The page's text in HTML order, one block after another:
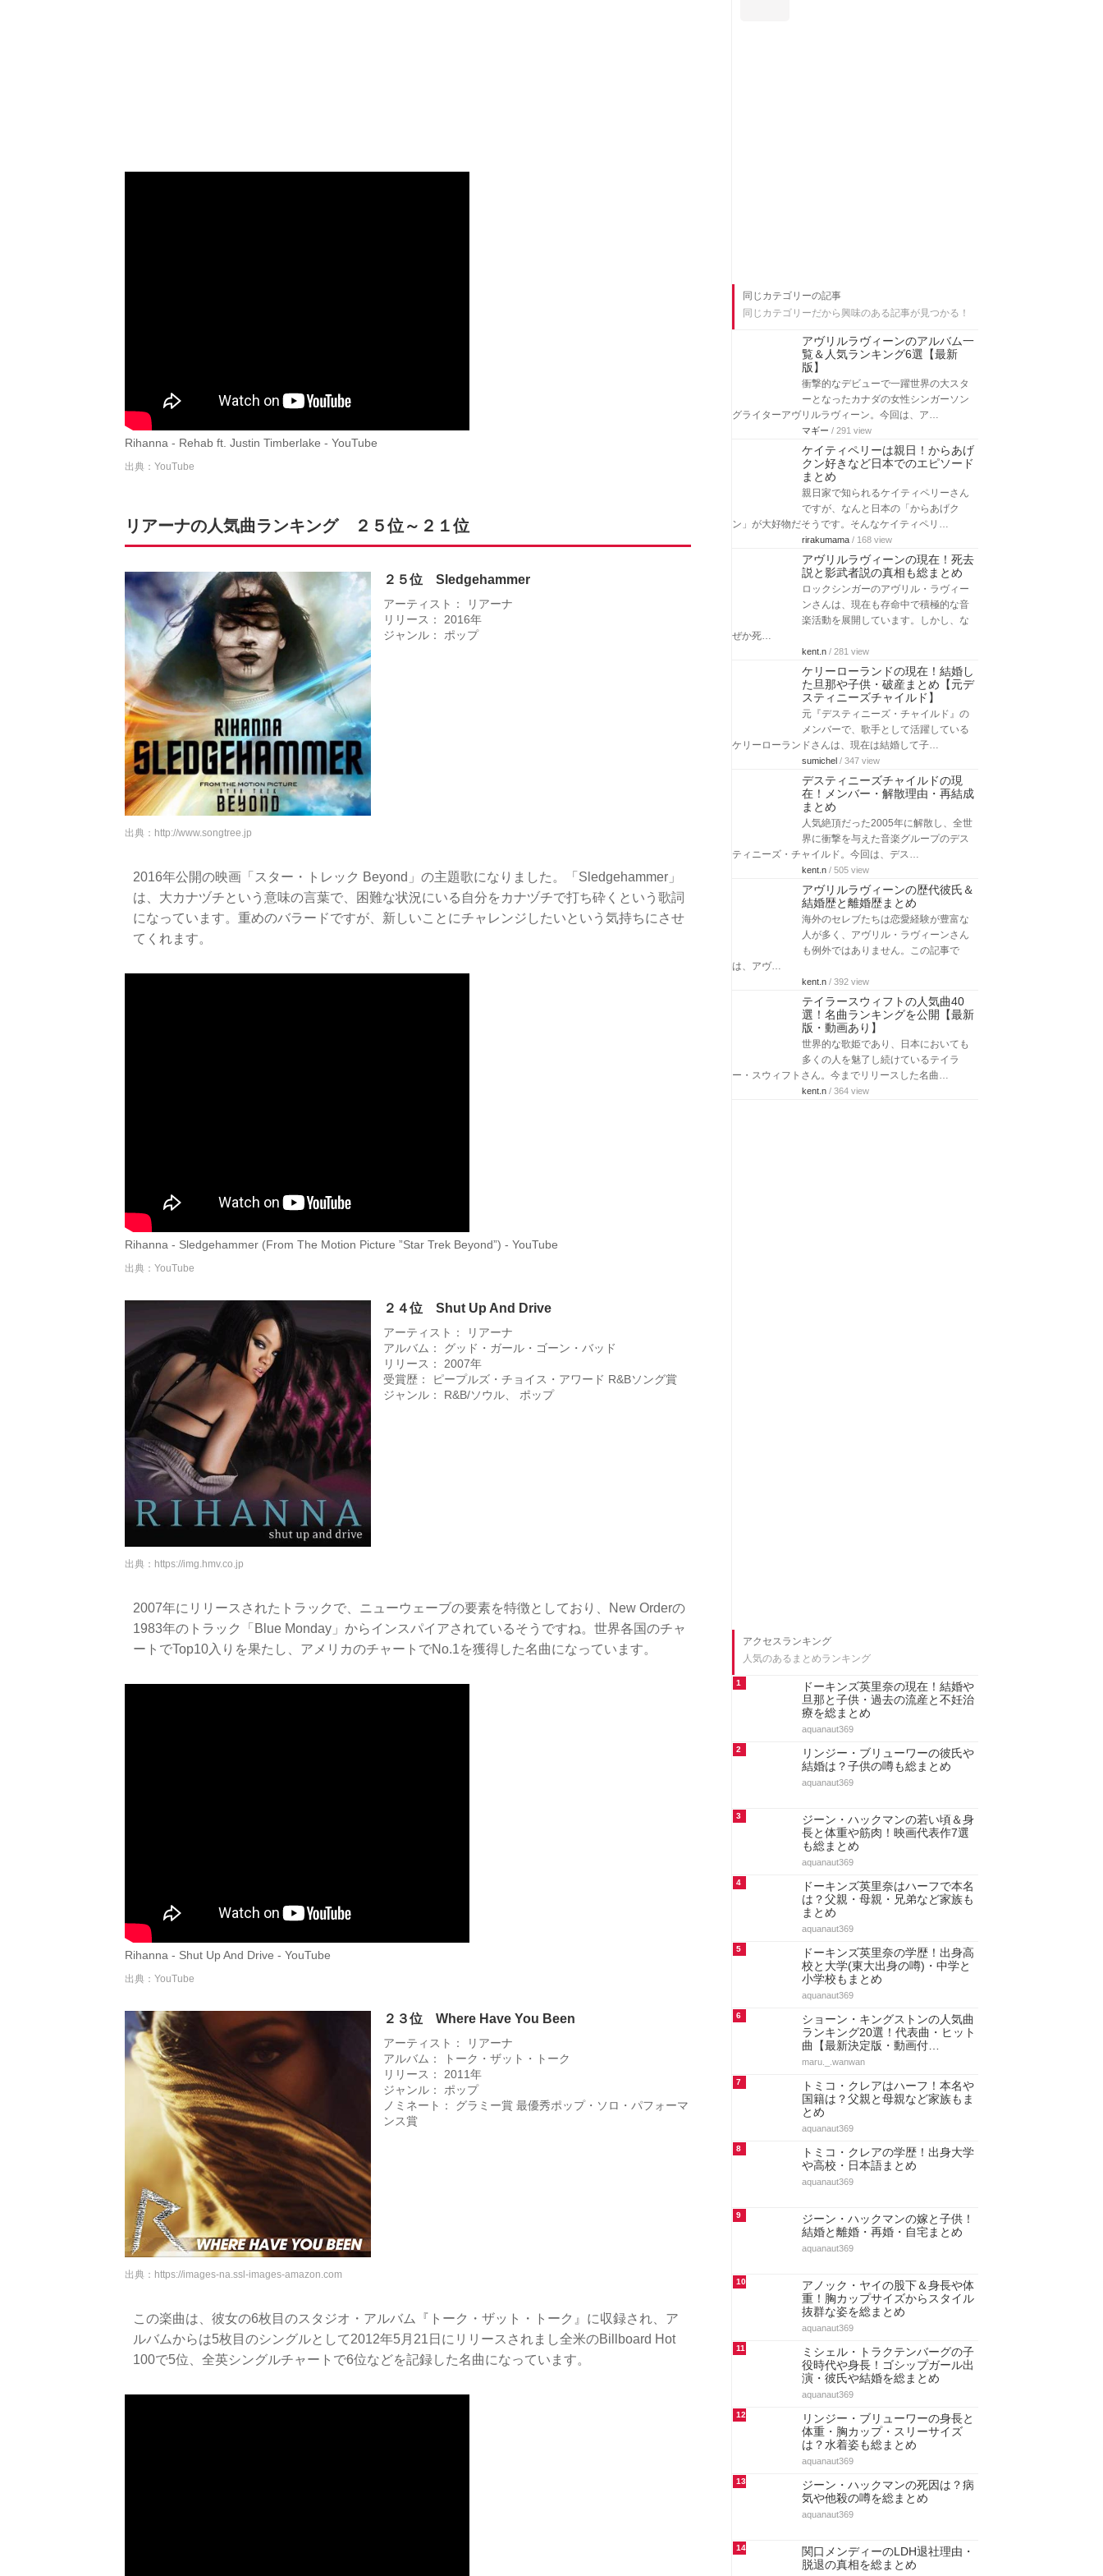
Rihanna - Rehab ft. Justin Timberlake - YouTube
出典：YouTube
リアーナの人気曲ランキング ２５位～２１位
２５位 Sledgehammer
アーティスト： リアーナ
リリース： 2016年
ジャンル： ポップ
出典： http://www.songtree.jp
2016年公開の映画「スター・トレック Beyond」の主題歌になりました。「Sledgehammer」
は、大カナヅチという意味の言葉で、困難な状況にいる自分をカナヅチで打ち砕くという歌詞
になっています。重めのバラードですが、新しいことにチャレンジしたいという気持ちにさせ
てくれます。
Rihanna - Sledgehammer (From The Motion Picture ”Star Trek Beyond”) - YouTube
出典：YouTube
２４位 Shut Up And Drive
アーティスト： リアーナ
アルバム： グッド・ガール・ゴーン・バッド
リリース： 2007年
受賞歴： ピープルズ・チョイス・アワード R&Bソング賞
ジャンル： R&B/ソウル、 ポップ
出典： https://img.hmv.co.jp
2007年にリリースされたトラックで、ニューウェーブの要素を特徴としており、New Orderの
1983年のトラック「Blue Monday」からインスパイアされているそうですね。世界各国のチャ
ートでTop10入りを果たし、アメリカのチャートでNo.1を獲得した名曲になっています。
Rihanna - Shut Up And Drive - YouTube
出典：YouTube
２３位 Where Have You Been
アーティスト： リアーナ
アルバム： トーク・ザット・トーク
リリース： 2011年
ジャンル： ポップ
ノミネート： グラミー賞 最優秀ポップ・ソロ・パフォーマ
ンス賞
出典： https://images-na.ssl-images-amazon.com
この楽曲は、彼女の6枚目のスタジオ・アルバム『トーク・ザット・トーク』に収録され、ア
ルバムからは5枚目のシングルとして2012年5月21日にリリースされまし全米のBillboard Hot
100で5位、全英シングルチャートで6位などを記録した名曲になっています。
同じカテゴリーの記事
同じカテゴリーだから興味のある記事が見つかる！
アヴリルラヴィーンのアルバム一
覧＆人気ランキング6選【最新
版】
衝撃的なデビューで一躍世界の大スタ
ーとなったカナダの女性シンガーソン
グライターアヴリルラヴィーン。今回は、ア…
マギー / 291 view
ケイティペリーは親日！からあげ
クン好きなど日本でのエピソード
まとめ
親日家で知られるケイティペリーさん
ですが、なんと日本の「からあげク
ン」が大好物だそうです。そんなケイティペリ…
rirakumama / 168 view
アヴリルラヴィーンの現在！死去
説と影武者説の真相も総まとめ
ロックシンガーのアヴリル・ラヴィー
ンさんは、現在も存命中で積極的な音
楽活動を展開しています。しかし、な
ぜか死…
kent.n / 281 view
ケリーローランドの現在！結婚し
た旦那や子供・破産まとめ【元デ
スティニーズチャイルド】
元『デスティニーズ・チャイルド』の
メンバーで、歌手として活躍している
ケリーローランドさんは、現在は結婚して子…
sumichel / 347 view
デスティニーズチャイルドの現
在！メンバー・解散理由・再結成
まとめ
人気絶頂だった2005年に解散し、全世
界に衝撃を与えた音楽グループのデス
ティニーズ・チャイルド。今回は、デス…
kent.n / 505 view
アヴリルラヴィーンの歴代彼氏＆
結婚歴と離婚歴まとめ
海外のセレブたちは恋愛経験が豊富な
人が多く、アヴリル・ラヴィーンさん
も例外ではありません。この記事で
は、アヴ…
kent.n / 392 view
テイラースウィフトの人気曲40
選！名曲ランキングを公開【最新
版・動画あり】
世界的な歌姫であり、日本においても
多くの人を魅了し続けているテイラ
ー・スウィフトさん。今までリリースした名曲…
kent.n / 364 view
アクセスランキング
人気のあるまとめランキング
1
ドーキンズ英里奈の現在！結婚や
旦那と子供・過去の流産と不妊治
療を総まとめ
aquanaut369
2
リンジー・ブリューワーの彼氏や
結婚は？子供の噂も総まとめ
aquanaut369
3
ジーン・ハックマンの若い頃＆身
長と体重や筋肉！映画代表作7選
も総まとめ
aquanaut369
4
ドーキンズ英里奈はハーフで本名
は？父親・母親・兄弟など家族も
まとめ
aquanaut369
5
ドーキンズ英里奈の学歴！出身高
校と大学(東大出身の噂)・中学と
小学校もまとめ
aquanaut369
6
ショーン・キングストンの人気曲
ランキング20選！代表曲・ヒット
曲【最新決定版・動画付…
maru._.wanwan
7
トミコ・クレアはハーフ！本名や
国籍は？父親と母親など家族もま
とめ
aquanaut369
8
トミコ・クレアの学歴！出身大学
や高校・日本語まとめ
aquanaut369
9
ジーン・ハックマンの嫁と子供！
結婚と離婚・再婚・自宅まとめ
aquanaut369
10
アノック・ヤイの股下＆身長や体
重！胸カップサイズからスタイル
抜群な姿を総まとめ
aquanaut369
11
ミシェル・トラクテンバーグの子
役時代や身長！ゴシップガール出
演・彼氏や結婚を総まとめ
aquanaut369
12
リンジー・ブリューワーの身長と
体重・胸カップ・スリーサイズ
は？水着姿も総まとめ
aquanaut369
13
ジーン・ハックマンの死因は？病
気や他殺の噂を総まとめ
aquanaut369
14
関口メンディーのLDH退社理由・
脱退の真相を総まとめ